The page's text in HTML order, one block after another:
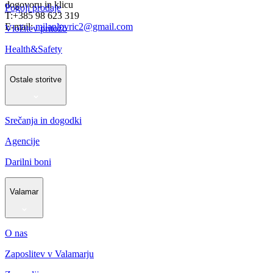
dogovoru in klicu
T:+385 98 623 319
E-mail:milanlovric2@gmail.com
Pogoji prodaje
Vložitev pritožb
Health&Safety
Ostale storitve
Srečanja in dogodki
Agencije
Darilni boni
Valamar
O nas
Zaposlitev v Valamarju